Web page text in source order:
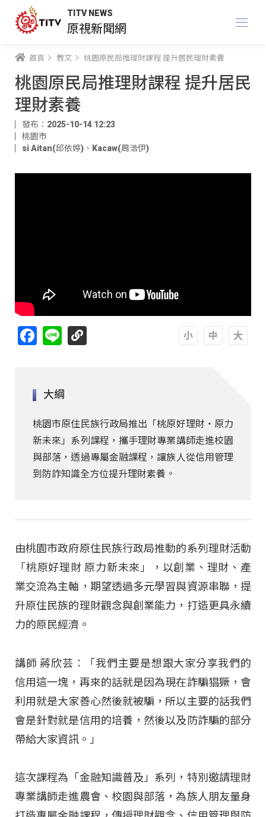
TITV NEWS
原視新聞網
首頁 教文 桃園原民局推理財課程 提升居民理財素養
桃園原民局推理財課程 提升居民
理財素養
發布：2025-10-14 12:23
桃園市
si Aitan(邱依婷) 、 Kacaw(周浩伊)
Facebook
Line
大綱
桃園市原住民族行政局推出「桃原好理財・原力
新未來」系列課程，攜手理財專業講師走進校園
與部落，透過專屬金融課程，讓族人從信用管理
到防詐知識全方位提升理財素養。
由桃園市政府原住民族行政局推動的系列理財活動
「桃原好理財 原力新未來」，以創業、理財、產
業交流為主軸，期望透過多元學習與資源串聯，提
升原住民族的理財觀念與創業能力，打造更具永續
力的原民經濟。
講師 蔣欣芸︰「我們主要是想跟大家分享我們的
信用這一塊，再來的話就是因為現在詐騙猖獗，會
利用就是大家善心然後就被騙，所以主要的話我們
會是針對就是信用的培養，然後以及防詐騙的部分
帶給大家資訊。」
這次課程為「金融知識普及」系列，特別邀請理財
專業講師走進農會、校園與部落，為族人朋友量身